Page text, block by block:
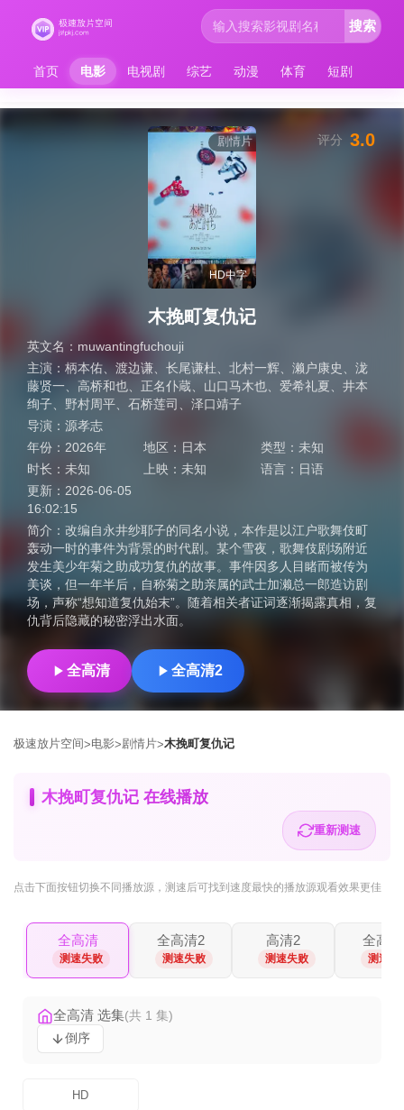
首页 电影 电视剧 综艺 动漫 体育 短剧
搜索
剧情片
HD中字
木挽町复仇记
英文名： muwantingfuchouji
主演： 柄本佑 渡边谦 长尾谦杜 北村一辉 濑户康史
泷
藤贤一
高桥和也 正名仆蔵 山口马木也 爱希礼夏
井本
绚子
野村周平 石桥莲司
泽口靖子
导演： 源孝志
年份： 2026年 地区： 日本 类型： 未知
时长： 未知 上映： 未知 语言： 日语
更新： 2026-06-05
16:02:15
简介： 改编自永井纱耶子的同名小说，本作是以江户歌舞伎町
轰动一时的事件为背景的时代剧。某个雪夜，歌舞伎剧场附近
发生美少年菊之助成功复仇的故事。事件因多人目睹而被传为
美谈，但一年半后，自称菊之助亲属的武士加濑总一郎造访剧
场，声称“想知道复仇始末”。随着相关者证词逐渐揭露真相，复
仇背后隐藏的秘密浮出水面。
评分 3.0
全高清 全高清2
极速放片空间>电影>剧情片>木挽町复仇记
木挽町复仇记 在线播放
重新测速
点击下面按钮切换不同播放源 ，测速后可找到速度最快的播放源观看效果更佳
全高清
测速失败
全高清2
测速失败
高清2
测速失败
全高
测速失
全高清 选集(共 1 集)
倒序
HD